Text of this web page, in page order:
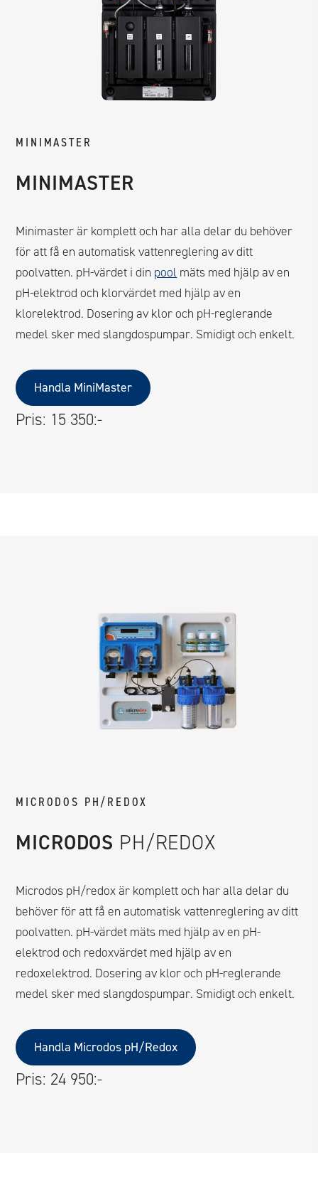
MINIMASTER
MINIMASTER
Minimaster är komplett och har alla delar du behöver
för att få en automatisk vattenreglering av ditt
poolvatten. pH-värdet i din pool mäts med hjälp av en
pH-elektrod och klorvärdet med hjälp av en
klorelektrod. Dosering av klor och pH-reglerande
medel sker med slangdospumpar. Smidigt och enkelt.
Handla MiniMaster
Pris: 15 350:-
MICRODOS PH/REDOX
MICRODOS PH/REDOX
Microdos pH/redox är komplett och har alla delar du
behöver för att få en automatisk vattenreglering av ditt
poolvatten. pH-värdet mäts med hjälp av en pH-
elektrod och redoxvärdet med hjälp av en
redoxelektrod. Dosering av klor och pH-reglerande
medel sker med slangdospumpar. Smidigt och enkelt.
Handla Microdos pH/Redox
Pris: 24 950:-